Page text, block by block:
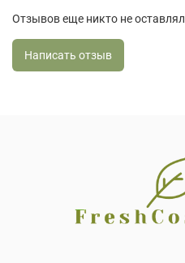
Отзывов еще никто не оставлял
Написать отзыв